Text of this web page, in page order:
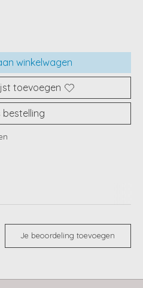
winkelwagen
toevoegen
bestelling
Je beoordeling toevoegen